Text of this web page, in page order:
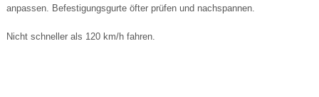
anpassen. Befestigungsgurte öfter prüfen und nachspannen.
Nicht schneller als 120 km/h fahren.